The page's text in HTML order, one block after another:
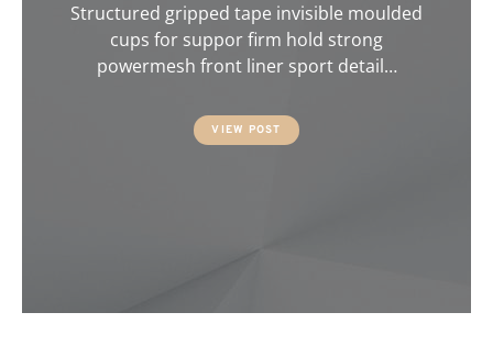
Structured gripped tape invisible moulded
cups for suppor firm hold strong
powermesh front liner sport detail…
VIEW POST